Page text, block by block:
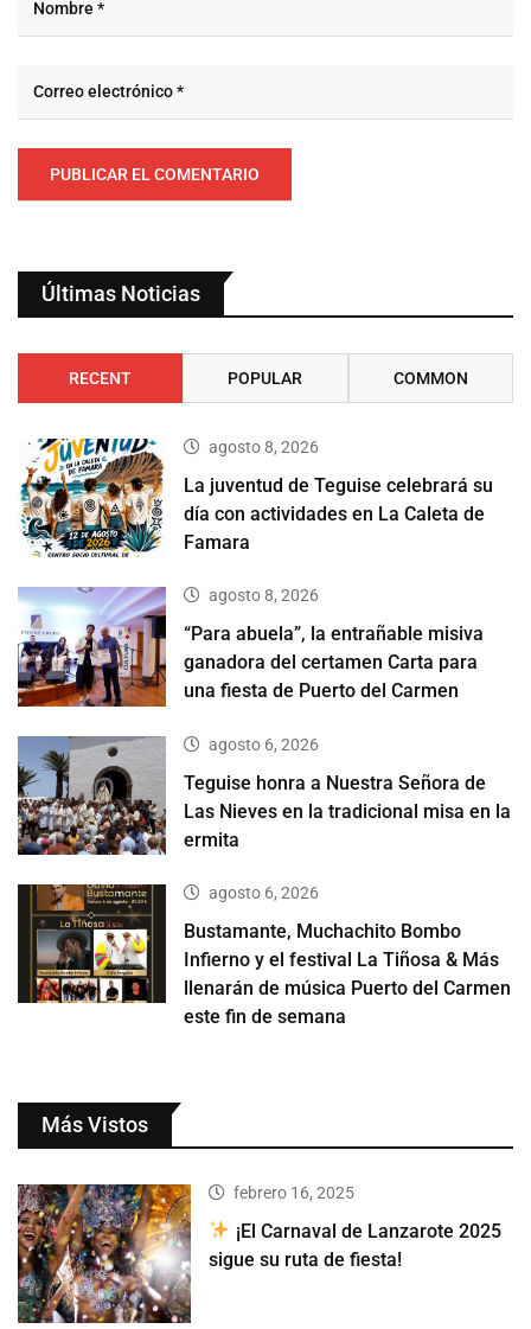
Últimas Noticias
RECENT POPULAR COMMON
agosto 8, 2026
La juventud de Teguise celebrará su
día con actividades en La Caleta de
Famara
agosto 8, 2026
“Para abuela”, la entrañable misiva
ganadora del certamen Carta para
una fiesta de Puerto del Carmen
agosto 6, 2026
Teguise honra a Nuestra Señora de
Las Nieves en la tradicional misa en la
ermita
agosto 6, 2026
Bustamante, Muchachito Bombo
Infierno y el festival La Tiñosa & Más
llenarán de música Puerto del Carmen
este fin de semana
Más Vistos
febrero 16, 2025
¡El Carnaval de Lanzarote 2025
sigue su ruta de fiesta!